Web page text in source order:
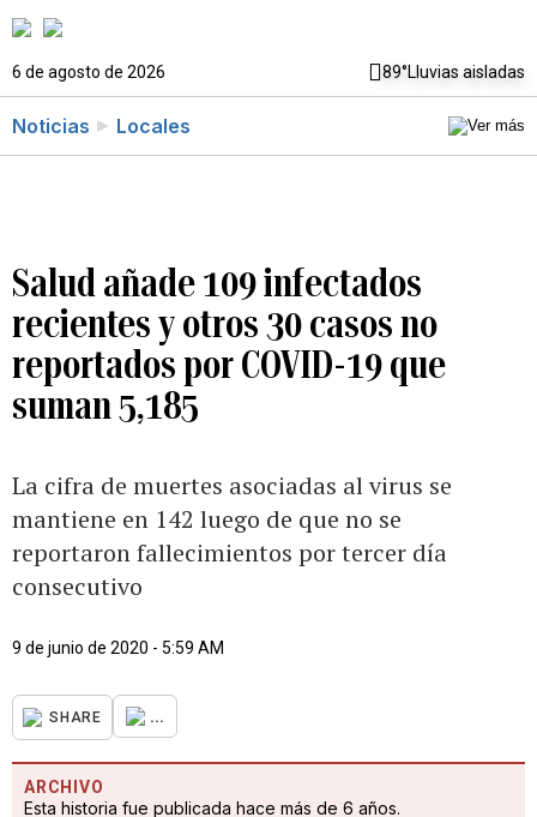
6 de agosto de 2026 89°Lluvias aisladas
Noticias Locales
Salud añade 109 infectados
recientes y otros 30 casos no
reportados por COVID-19 que
suman 5,185
La cifra de muertes asociadas al virus se
mantiene en 142 luego de que no se
reportaron fallecimientos por tercer día
consecutivo
9 de junio de 2020 - 5:59 AM
SHARE ...
ARCHIVO
Esta historia fue publicada hace más de 6 años.